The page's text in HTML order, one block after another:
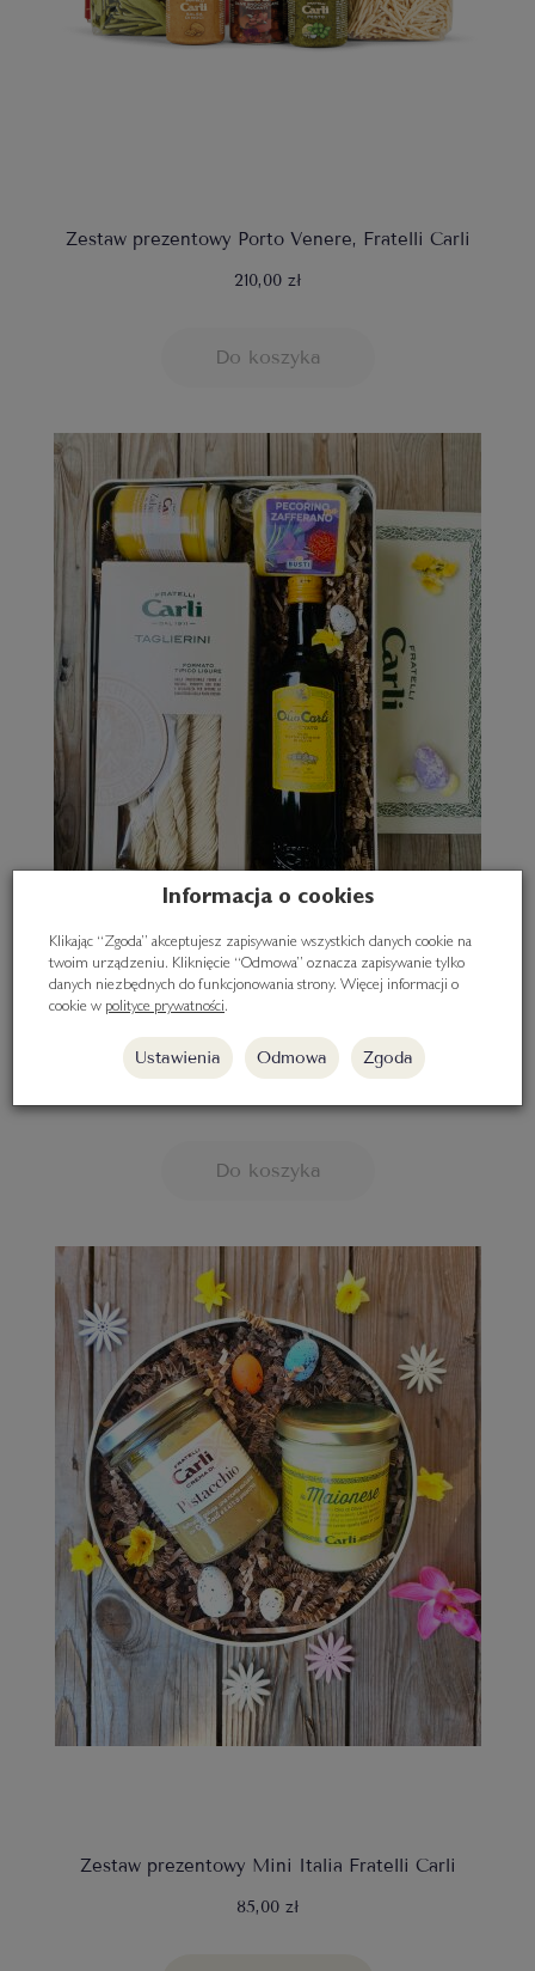
Zestaw prezentowy Porto Venere, Fratelli Carli
210,00 zł
Do koszyka
Zestaw prezentowy Pasqua
Do koszyka
Zestaw prezentowy Mini Italia Fratelli Carli
85,00 zł
Informacja o cookies
Klikając “Zgoda” akceptujesz zapisywanie wszystkich danych cookie na
twoim urządzeniu. Kliknięcie “Odmowa” oznacza zapisywanie tylko
danych niezbędnych do funkcjonowania strony. Więcej informacji o
cookie w polityce prywatności.
Ustawienia Odmowa Zgoda